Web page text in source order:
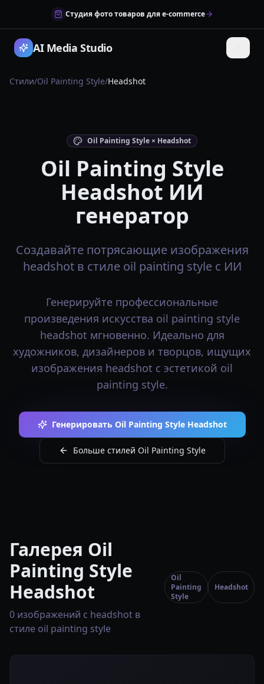
Студия фото товаров для e-commerce
AI Media Studio
Стили/Oil Painting Style/Headshot
Oil Painting Style × Headshot
Oil Painting Style
Headshot ИИ
генератор
Создавайте потрясающие изображения
headshot в стиле oil painting style с ИИ
Генерируйте профессиональные
произведения искусства oil painting style
headshot мгновенно. Идеально для
художников, дизайнеров и творцов, ищущих
изображения headshot с эстетикой oil
painting style.
Генерировать Oil Painting Style Headshot
Больше стилей Oil Painting Style
Галерея Oil
Painting Style
Headshot
0 изображений с headshot в
стиле oil painting style
Oil
Painting
Style
Headshot